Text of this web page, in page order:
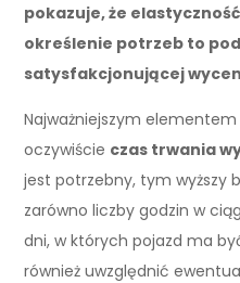
pokazuje, że
określenie potrzeb to
satysfakcjonującej
Najważniejszym
oczywiście czas trwania
jest potrzebny, tym wyższy
zarówno liczby godzin w
dni, w których pojazd ma
również uwzględnić